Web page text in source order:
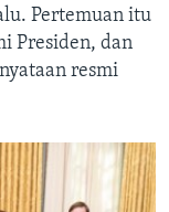
Pertemuan itu
Presiden, dan
resmi